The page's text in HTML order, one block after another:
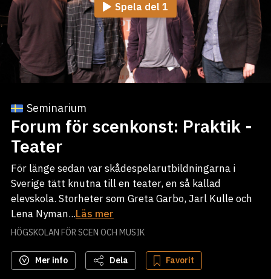
Kategorier
Mina favoriter
Spela del 1
Seminarium
Forum för scenkonst: Praktik -
Teater
För länge sedan var skådespelarutbildningarna i
Sverige tätt knutna till en teater, en så kallad
elevskola. Storheter som Greta Garbo, Jarl Kulle och
Lena Nyman...Läs mer
HÖGSKOLAN FÖR SCEN OCH MUSIK
Mer info Dela Favorit